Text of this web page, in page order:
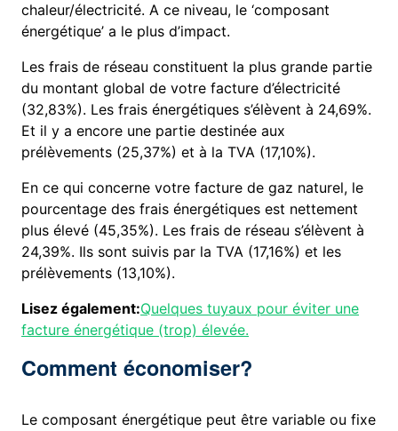
chaleur/électricité. A ce niveau, le ‘composant
énergétique’ a le plus d’impact.
Les frais de réseau constituent la plus grande partie
du montant global de votre facture d’électricité
(32,83%). Les frais énergétiques s’élèvent à 24,69%.
Et il y a encore une partie destinée aux
prélèvements (25,37%) et à la TVA (17,10%).
En ce qui concerne votre facture de gaz naturel, le
pourcentage des frais énergétiques est nettement
plus élevé (45,35%). Les frais de réseau s’élèvent à
24,39%. Ils sont suivis par la TVA (17,16%) et les
prélèvements (13,10%).
Lisez également:Quelques tuyaux pour éviter une
facture énergétique (trop) élevée.
Comment économiser?
Le composant énergétique peut être variable ou fixe